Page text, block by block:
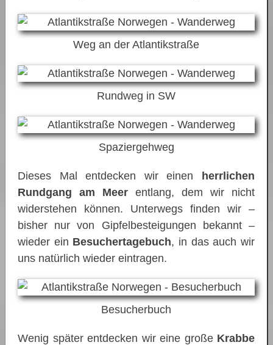
Weg an der Atlantikstraße
Rundweg in SW
Spaziergehweg
Dieses Mal entdecken wir einen herrlichen
Rundgang am Meer entlang, dem wir nicht
widerstehen können. Unterwegs finden wir –
bisher nur von Gipfelbesteigungen bekannt –
wieder ein Besuchertagebuch, in das auch wir
uns natürlich wieder eintragen.
Besucherbuch
Wenig später entdecken wir eine großeKrabbe